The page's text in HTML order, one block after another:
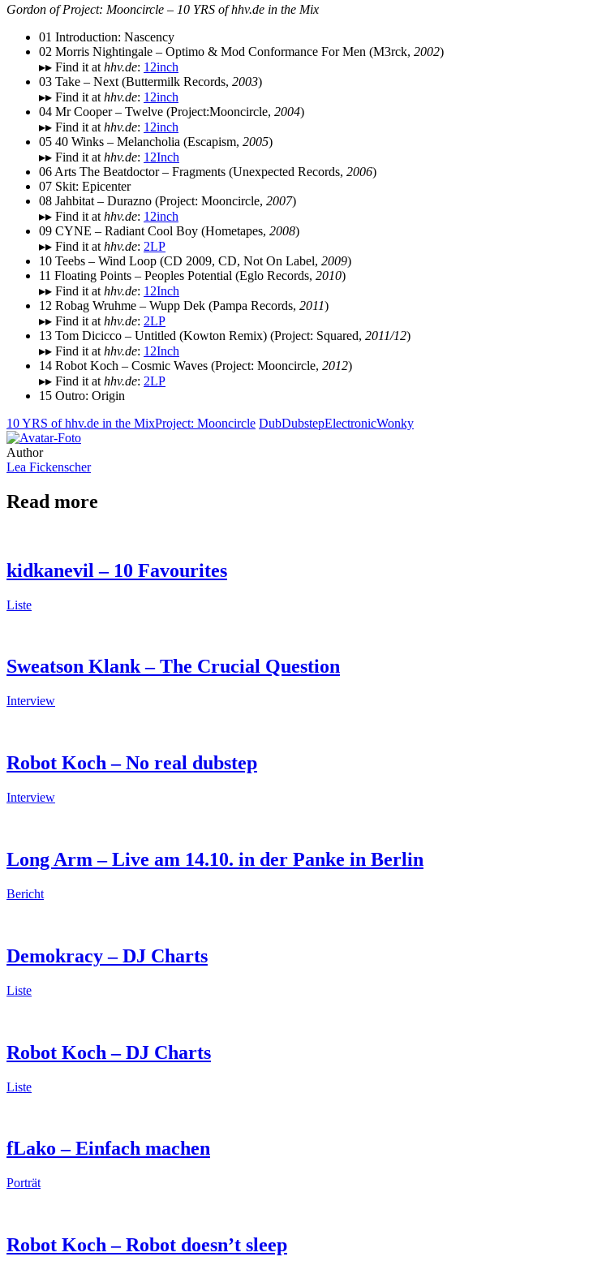
Gordon of Project: Mooncircle – 10 YRS of hhv.de in the Mix
01 Introduction: Nascency
02 Morris Nightingale – Optimo & Mod Conformance For Men (M3rck, 2002)
▸▸ Find it at hhv.de: 12inch
03 Take – Next (Buttermilk Records, 2003)
▸▸ Find it at hhv.de: 12inch
04 Mr Cooper – Twelve (Project:Mooncircle, 2004)
▸▸ Find it at hhv.de: 12inch
05 40 Winks – Melancholia (Escapism, 2005)
▸▸ Find it at hhv.de: 12Inch
06 Arts The Beatdoctor – Fragments (Unexpected Records, 2006)
07 Skit: Epicenter
08 Jahbitat – Durazno (Project: Mooncircle, 2007)
▸▸ Find it at hhv.de: 12inch
09 CYNE – Radiant Cool Boy (Hometapes, 2008)
▸▸ Find it at hhv.de: 2LP
10 Teebs – Wind Loop (CD 2009, CD, Not On Label, 2009)
11 Floating Points – Peoples Potential (Eglo Records, 2010)
▸▸ Find it at hhv.de: 12Inch
12 Robag Wruhme – Wupp Dek (Pampa Records, 2011)
▸▸ Find it at hhv.de: 2LP
13 Tom Dicicco – Untitled (Kowton Remix) (Project: Squared, 2011/12)
▸▸ Find it at hhv.de: 12Inch
14 Robot Koch – Cosmic Waves (Project: Mooncircle, 2012)
▸▸ Find it at hhv.de: 2LP
15 Outro: Origin
10 YRS of hhv.de in the MixProject: Mooncircle DubDubstepElectronicWonky
Author
Lea Fickenscher
Read more
kidkanevil – 10 Favourites
Liste
Sweatson Klank – The Crucial Question
Interview
Robot Koch – No real dubstep
Interview
Long Arm – Live am 14.10. in der Panke in Berlin
Bericht
Demokracy – DJ Charts
Liste
Robot Koch – DJ Charts
Liste
fLako – Einfach machen
Porträt
Robot Koch – Robot doesn’t sleep